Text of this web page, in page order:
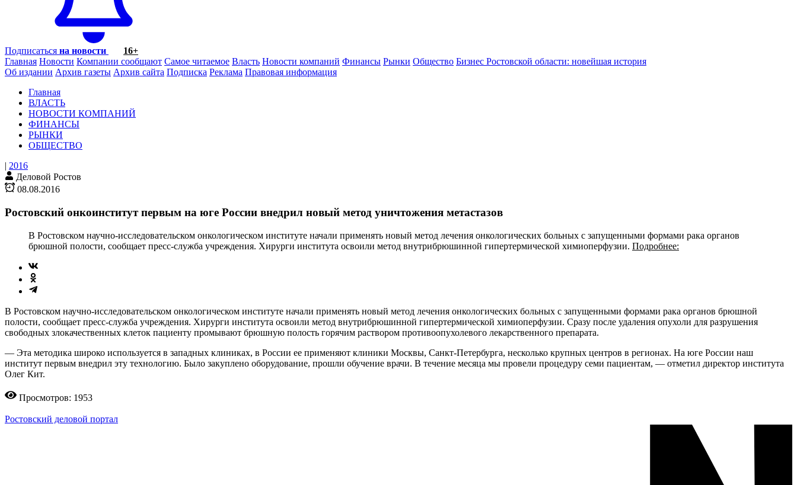
Подписаться на новости
16+
Главная Новости Компании сообщают Самое читаемое Власть Новости компаний Финансы Рынки Общество Бизнес Ростовской области: новейшая история
Об издании Архив газеты Архив сайта Подписка Реклама Правовая информация
Главная
ВЛАСТЬ
НОВОСТИ КОМПАНИЙ
ФИНАНСЫ
РЫНКИ
ОБЩЕСТВО
| 2016
Деловой Ростов
08.08.2016
Ростовский онкоинститут первым на юге России внедрил новый метод уничтожения метастазов
В Ростовском научно-исследовательском онкологическом институте начали применять новый метод лечения онкологических больных с запущенными формами рака органов
брюшной полости, сообщает пресс-служба учреждения. Хирурги института освоили метод внутрибрюшинной гипертермической химиоперфузии. Подробнее:
В Ростовском научно-исследовательском онкологическом институте начали применять новый метод лечения онкологических больных с запущенными формами рака органов брюшной
полости, сообщает пресс-служба учреждения. Хирурги института освоили метод внутрибрюшинной гипертермической химиоперфузии. Сразу после удаления опухоли для разрушения
свободных злокачественных клеток пациенту промывают брюшную полость горячим раствором противоопухолевого лекарственного препарата.
— Эта методика широко используется в западных клиниках, в России ее применяют клиники Москвы, Санкт-Петербурга, несколько крупных центров в регионах. На юге России наш
институт первым внедрил эту технологию. Было закуплено оборудование, прошли обучение врачи. В течение месяца мы провели процедуру семи пациентам, — отметил директор института
Олег Кит.
Просмотров: 1953
Ростовский деловой портал